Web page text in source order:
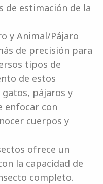
de estimación de la
y Animal/Pájaro
de precisión para
tipos de
de estos
pájaros y
enfocar con
cuerpos y
ofrece un
la capacidad de
completo.